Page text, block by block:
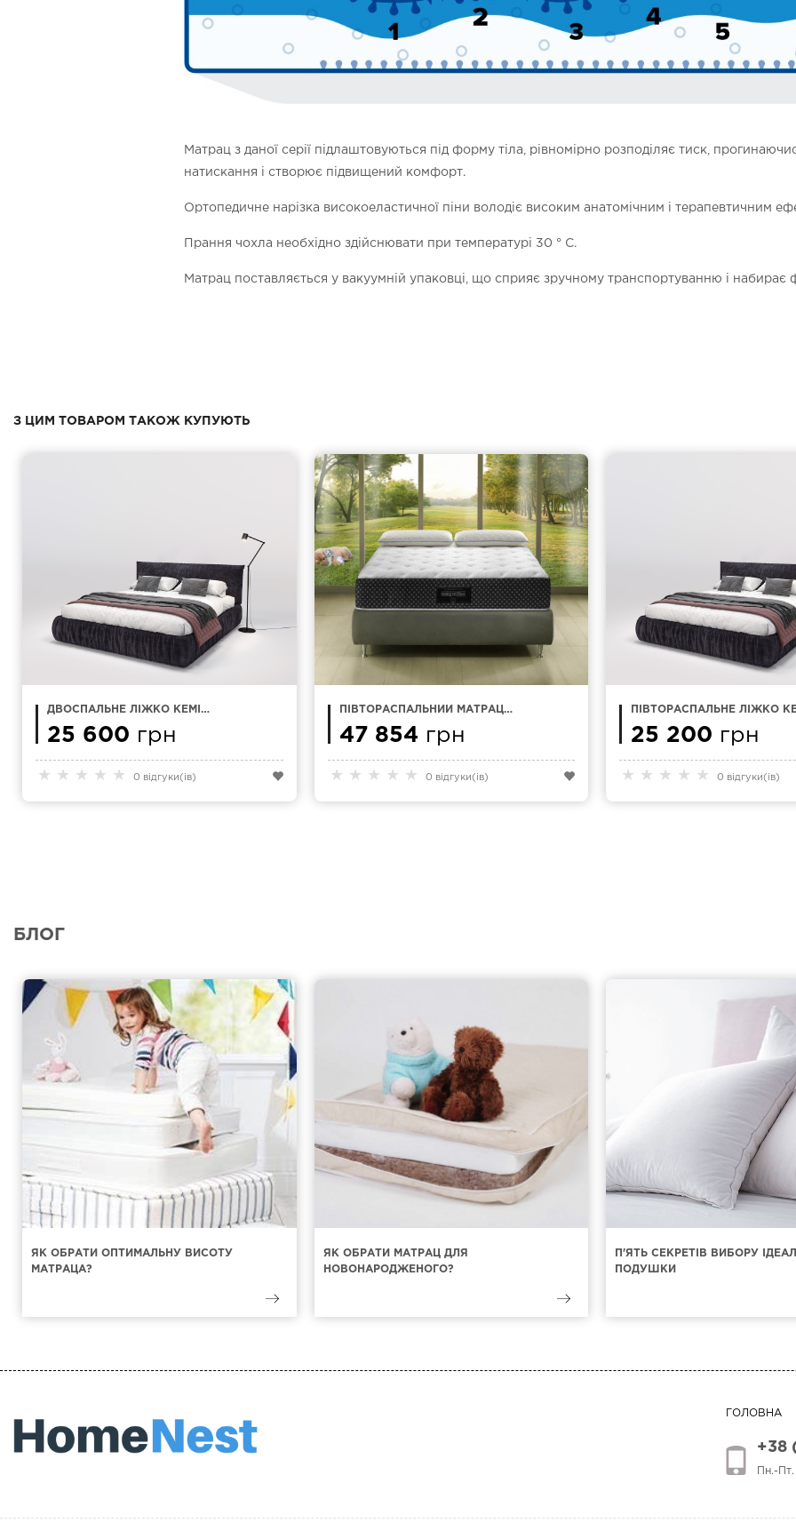
Матрац з даної серії підлаштовуються під форму тіла, рівномірно розподіляє тиск,
натискання і створює підвищений комфорт.
Ортопедичне нарізка високоеластичної піни володіє високим анатомічним і терапевтичним
Прання чохла необхідно здійснювати при температурі 30 ° C.
Матрац поставляється у вакуумній упаковці, що сприяє зручному транспортуванню і набирає
З ЦИМ ТОВАРОМ ТАКОЖ КУПУЮТЬ
★ ★ ★ ★ ★ 0 відгуки(ів)
ДВОСПАЛЬНЕ ЛІЖКО KEMI
25 600 грн
★ ★ ★ ★ ★ 0 відгуки(ів)
ПІВТОРАСПАЛЬНИЙ МАТРАЦ
47 854 грн
★ ★ ★ ★ ★ 0 відгуки(ів)
ПІВТОРАСПАЛЬНЕ ЛІЖКО
25 200 грн
БЛОГ
ЯК ОБРАТИ ОПТИМАЛЬНУ ВИСОТУ
МАТРАЦА?
ЯК ОБРАТИ МАТРАЦ ДЛЯ
НОВОНАРОДЖЕНОГО?
П'ЯТЬ СЕКРЕТІВ ВИБОРУ
ПОДУШКИ
ГОЛОВНА
+38
Пн.-